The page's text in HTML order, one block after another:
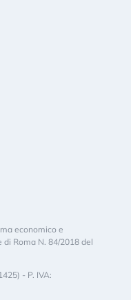
economico e
Roma N. 84/2018 del
- P. IVA: